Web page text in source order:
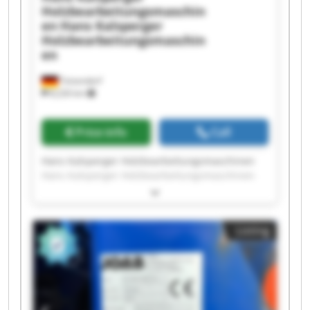
Teisendorf
8,226 km
Holzbearbeitungsmaschin
enHans Kalsperger
Holzbearbeitungsmaschin
en
Price info Call
Hans Kalsperger Holzbearbeitungsmaschinen
Hans Kalsperger Holzbearbeitungsmaschinen
Hans Kalsperger Holzbearbeitungsmaschinen
Hans Kalsperger Holzbearbeitungsmaschinen
Hans Kalsperger Holzbearbeitungsmaschinen
Hans Kalsperger Holzbearbeitungsmaschinen
Hans Kalsperger Holzbearbeitungsmaschinen
Hans Kalsperger Holzbearbeitungsmaschinen
Hans Kalsperger Holzbearbeitungsmaschinen
Listing